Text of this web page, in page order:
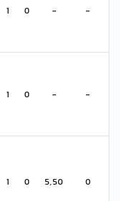
1 0 - -
1 0 - -
1 0 5,50 0